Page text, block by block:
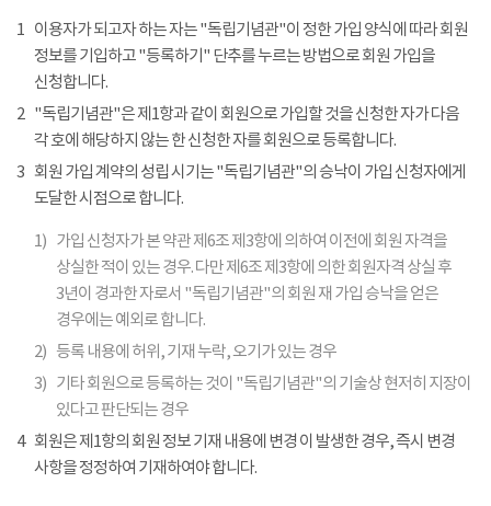
1 이용자가 되고자 하는 자는 "독립기념관"이 정한 가입 양식에 따라 회원
정보를 기입하고 "등록하기" 단추를 누르는 방법으로 회원 가입을
신청합니다.
2 "독립기념관"은 제1항과 같이 회원으로 가입할 것을 신청한 자가 다음
각 호에 해당하지 않는 한 신청한 자를 회원으로 등록합니다.
3 회원 가입 계약의 성립 시기는 "독립기념관"의 승낙이 가입 신청자에게
도달한 시점으로 합니다.
1) 가입 신청자가 본 약관 제6조 제3항에 의하여 이전에 회원 자격을
상실한 적이 있는 경우. 다만 제6조 제3항에 의한 회원자격 상실 후
3년이 경과한 자로서 "독립기념관"의 회원 재 가입 승낙을 얻은
경우에는 예외로 합니다.
2) 등록 내용에 허위, 기재 누락, 오기가 있는 경우
3) 기타 회원으로 등록하는 것이 "독립기념관"의 기술상 현저히 지장이
있다고 판단되는 경우
4
회원은 제1항의 회원 정보 기재 내용에 변경 이 발생한 경우, 즉시 변경
사항을 정정하여 기재하여야 합니다.